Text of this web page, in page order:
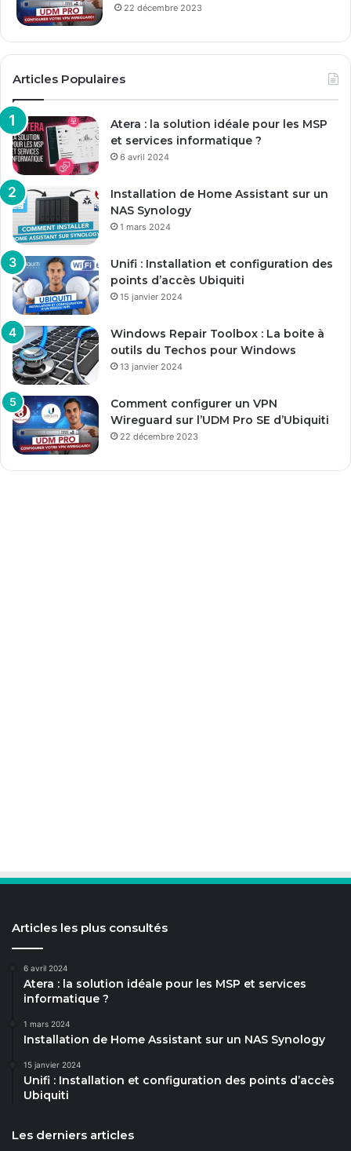
22 décembre 2023
Articles Populaires
Atera : la solution idéale pour les MSP
et services informatique ?
6 avril 2024
Installation de Home Assistant sur un
NAS Synology
1 mars 2024
Unifi : Installation et configuration des
points d’accès Ubiquiti
15 janvier 2024
Windows Repair Toolbox : La boite à
outils du Techos pour Windows
13 janvier 2024
Comment configurer un VPN
Wireguard sur l’UDM Pro SE d’Ubiquiti
22 décembre 2023
Articles les plus consultés
6 avril 2024
Atera : la solution idéale pour les MSP et services
informatique ?
1 mars 2024
Installation de Home Assistant sur un NAS Synology
15 janvier 2024
Unifi : Installation et configuration des points d’accès
Ubiquiti
Les derniers articles